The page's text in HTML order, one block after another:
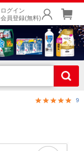
ログイン
会員登録(無料)
9